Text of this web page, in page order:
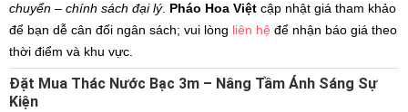
chuyển – chính sách đại lý. Pháo Hoa Việt cập nhật giá tham khảo
để bạn dễ cân đối ngân sách; vui lòng liên hệ để nhận báo giá theo
thời điểm và khu vực.
Đặt Mua Thác Nước Bạc 3m – Nâng Tầm Ánh Sáng Sự
Kiện